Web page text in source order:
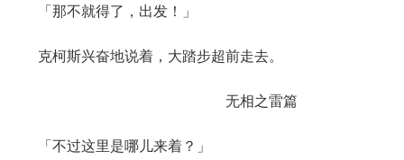
「那不就得了，出发！」
克柯斯兴奋地说着，大踏步超前走去。
无相之雷篇
「不过这里是哪儿来着？」